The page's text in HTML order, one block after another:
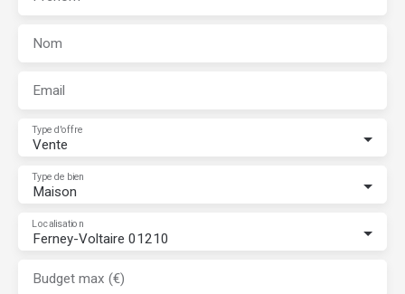
Nom
Email
Vente
Type d'offre
Maison
Type de bien
Ferney-Voltaire 01210
Localisation
Budget max (€)